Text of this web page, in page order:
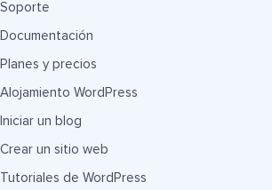
Soporte
Documentación
Planes y precios
Alojamiento WordPress
Iniciar un blog
Crear un sitio web
Tutoriales de WordPress